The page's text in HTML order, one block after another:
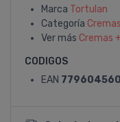
Marca Tortulan
Categoría Cremas
Ver más Cremas
CODIGOS
EAN